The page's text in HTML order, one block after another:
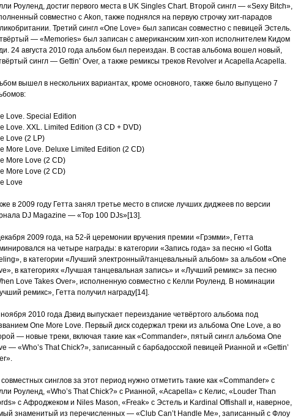
Роуленд, достиг первого места в UK Singles Chart. Второй сингл — «Sexy Bitch»,
совместно с Akon, также поднялся на первую строчку хит-парадов
Третий сингл «One Love» был записан совместно с певицей Эстель.
— «Memories» был записан с американским хип-хоп исполнителем Кидом
24 августа 2010 года альбом был переиздан. В состав альбома вошел новый,
сингл — Gettin’ Over, а также ремиксы треков Revolver и Acapella Acapella.
вышел в нескольних вариантах, кроме основного, также было выпущено 7
Love. Special Edition
Love. XXL. Limited Edition (3 CD + DVD)
Love (2 LP)
More Love. Deluxe Limited Edition (2 CD)
More Love (2 CD)
More Love (2 CD)
Love
в 2009 году Гетта занял третье место в списке лучших диджеев по версии
DJ Magazine — «Top 100 DJs»[13].
2009 года, на 52-й церемонии вручения премии «Грэмми», Гетта
на четыре награды: в категории «Запись года» за песню «I Gotta
в категории «Лучший электронный/танцевальный альбом» за альбом «One
в категориях «Лучшая танцевальная запись» и «Лучший ремикс» за песню
Love Takes Over», исполненную совместно с Келли Роуленд. В номинации
ремикс», Гетта получил награду[14].
2010 года Дэвид выпускает переиздание четвёртого альбома под
One More Love. Первый диск содержал треки из альбома One Love, а во
— новые треки, включая такие как «Commander», пятый сингл альбома One
— «Who’s That Chick?», записанный с барбадосской певицей Рианной и «Gettin’
совместных синглов за этот период нужно отметить такие как «Commander» с
Роуленд, «Who’s That Chick?» с Рианной, «Acapella» с Келис, «Louder Than
с Афроджеком и Niles Mason, «Freak» с Эстель и Kardinal Offishall и, наверное,
знаменитый из перечисленных — «Club Can’t Handle Me», записанный с Флоу